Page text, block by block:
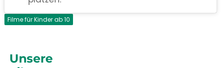
Filme für Kinder ab 10
Unsere